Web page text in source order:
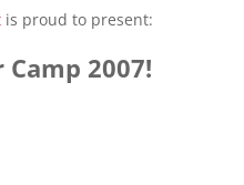
is proud to present:
2007!